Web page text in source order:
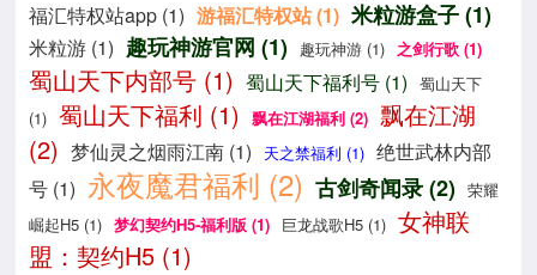
福汇特权站app (1) 游福汇特权站 (1) 米粒游盒子 (1)
米粒游 (1) 趣玩神游官网 (1) 趣玩神游 (1) 之剑行歌 (1)
蜀山天下内部号 (1) 蜀山天下福利号 (1) 蜀山天下
(1) 蜀山天下福利 (1) 飘在江湖福利 (2) 飘在江湖
(2) 梦仙灵之烟雨江南 (1) 天之禁福利 (1) 绝世武林内部
号 (1) 永夜魔君福利 (2) 古剑奇闻录 (2) 荣耀
崛起H5 (1) 梦幻契约H5-福利版 (1) 巨龙战歌H5 (1) 女神联
盟：契约H5 (1)